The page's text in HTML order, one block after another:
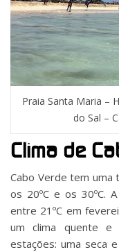
Praia Santa Maria –
do Sal –
Clima de
Cabo Verde tem
os 20ºC e os 30ºC.
entre 21ºC em
um clima quente e
estações: uma seca